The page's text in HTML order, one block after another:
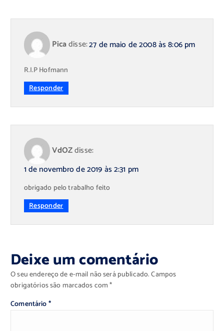
Picadisse:27 de maio de 2008 às 8:06 pm
R.I.P Hofmann
Responder
VdOZdisse:
1 de novembro de 2019 às 2:31 pm
obrigado pelo trabalho feito
Responder
Deixe um comentário
O seu endereço de e-mail não será publicado.Campos
obrigatórios são marcados com*
Comentário*